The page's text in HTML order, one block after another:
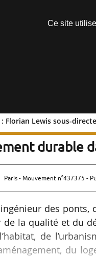
: Florian Lewis sous-
Lewis
durable
Paris - Mouvement n°437375 -
des
de la qualité et du
de
du
Ce site